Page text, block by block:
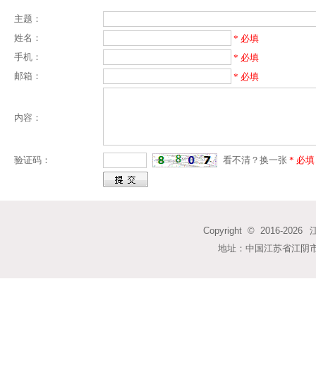
主题：
姓名：
* 必填
手机：
* 必填
邮箱：
* 必填
内容：
验证码： 看不清？换一张 * 必填
Copyright © 2016-2026
地址：中国江苏省江阴